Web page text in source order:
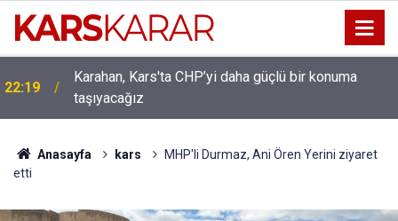
22:19
Karahan, Kars'ta CHP’yi daha güçlü bir konuma
taşıyacağız
Anasayfa kars
MHP'li Durmaz, Ani Ören Yerini ziyaret
etti